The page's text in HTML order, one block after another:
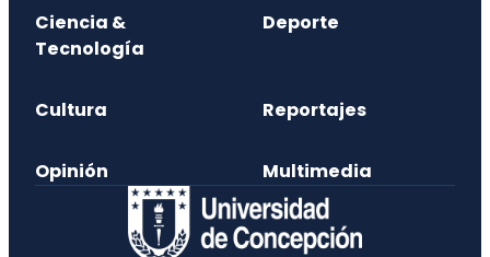
Ciencia &
Tecnología
Deporte
Cultura Reportajes
Opinión Multimedia